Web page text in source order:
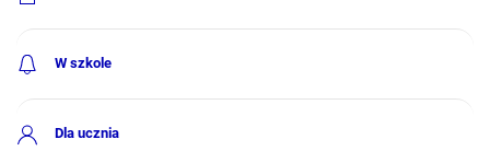
W szkole
Dla ucznia